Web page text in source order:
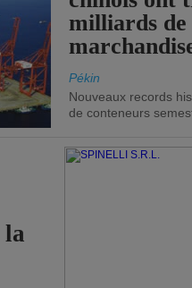
milliards de
Pékin
Nouveaux records
de conteneurs
la